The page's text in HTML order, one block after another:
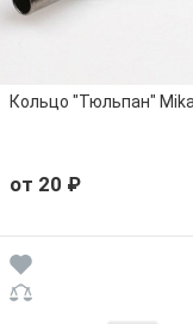
Кольцо "Тюльпан"
от 20 ₽